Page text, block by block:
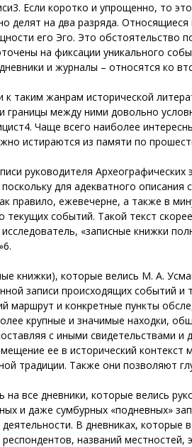
Если коротко и упрощенно, то
делят на два разряда.
его Эго. Это обстоятельство
на фиксации уникального
и журналы – относятся ко
к таким жанрам исторической
границы между ними довольно
Чаще всего наиболее
истираются из памяти по
руководителя
для адекватного
правило, ежевечерне, а также в
текущих событий. Такой текст
исследователь, «записные книжки
книжки), которые велись М. А.
записи происходящих событий и
маршрут и конкретные пункты
крупные и значимые находки,
с иными свидетельствами
ее в исторический
традиции. Также они позволяют
на все дневники, которые велись
и даже сумбурных «подневных»
В дневниках, которые
названий